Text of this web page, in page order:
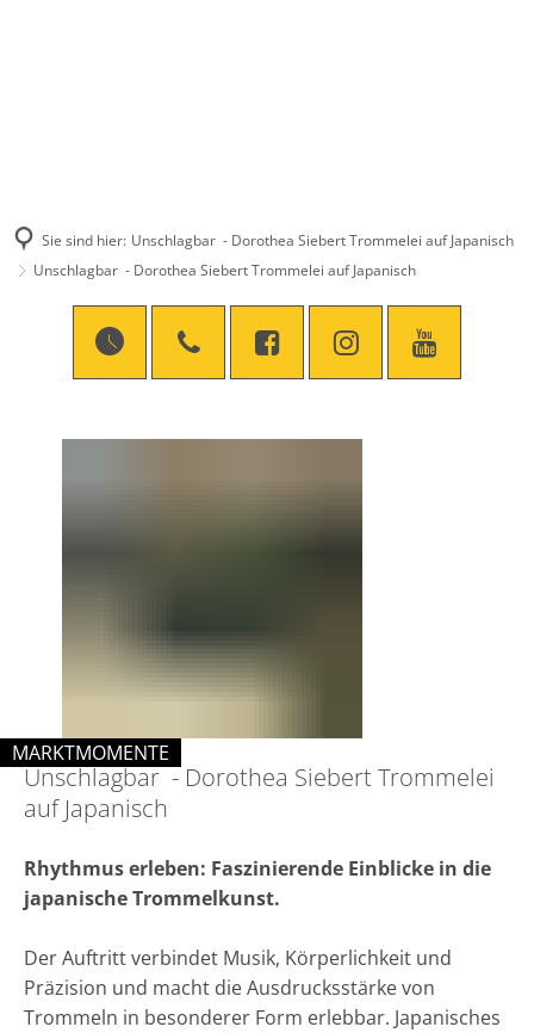
Sie sind hier: Unschlagbar - Dorothea Siebert Trommelei auf Japanisch
Unschlagbar - Dorothea Siebert Trommelei auf Japanisch
MARKTMOMENTE
KATEGORIE: MARKTMOMENTE
Unschlagbar - Dorothea Siebert Trommelei
auf Japanisch
Rhythmus erleben: Faszinierende Einblicke in die
japanische Trommelkunst.
Der Auftritt verbindet Musik, Körperlichkeit und
Präzision und macht die Ausdrucksstärke von
Trommeln in besonderer Form erlebbar. Japanisches